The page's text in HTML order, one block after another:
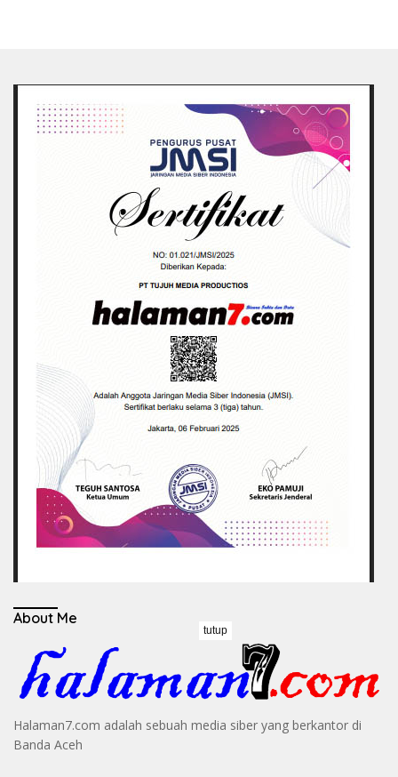
About Me
Halaman7.com adalah sebuah media siber yang berkantor di
Banda Aceh
tutup